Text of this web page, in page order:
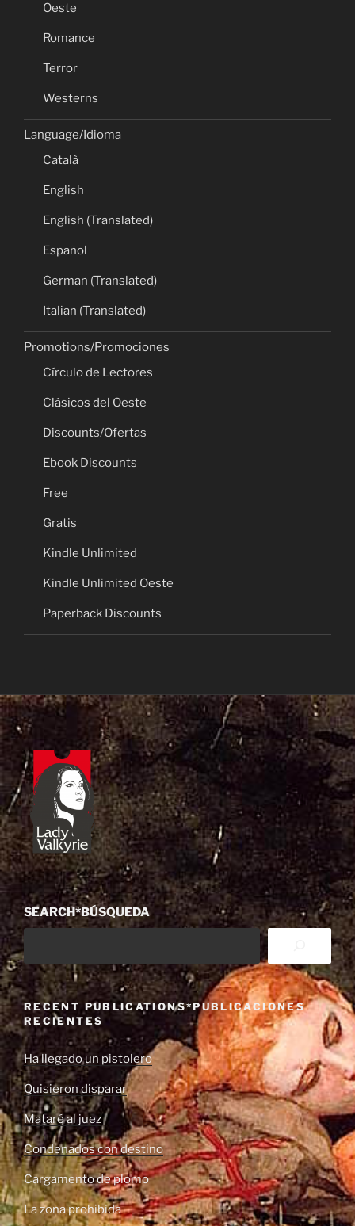
Oeste
Romance
Terror
Westerns
Language/Idioma
Català
English
English (Translated)
Español
German (Translated)
Italian (Translated)
Promotions/Promociones
Círculo de Lectores
Clásicos del Oeste
Discounts/Ofertas
Ebook Discounts
Free
Gratis
Kindle Unlimited
Kindle Unlimited Oeste
Paperback Discounts
SEARCH*BÚSQUEDA
RECENT PUBLICATIONS*PUBLICACIONES
RECIENTES
Ha llegado un pistolero
Quisieron disparar
Mataré al juez
Condenados con destino
Cargamento de plomo
La zona prohibida